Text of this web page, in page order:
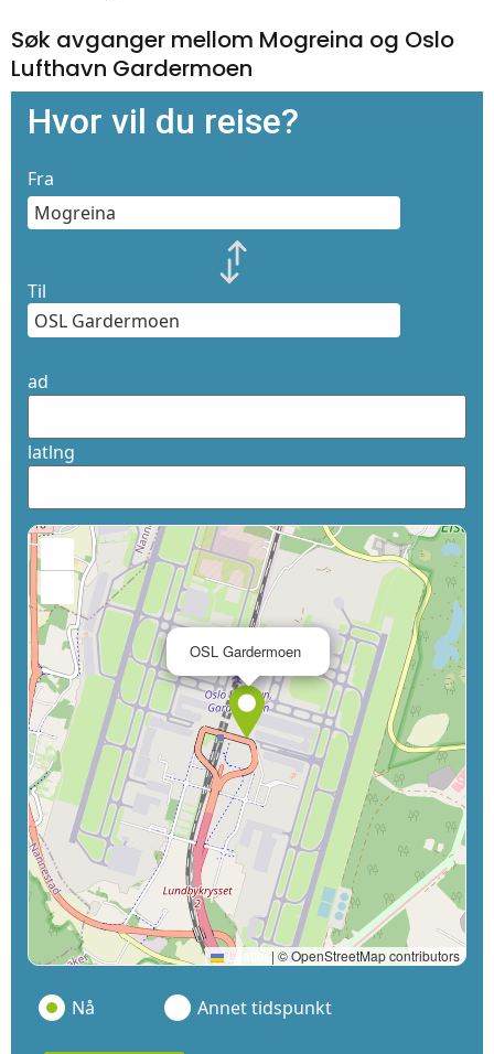
Søk avganger mellom Mogreina og Oslo
Lufthavn Gardermoen
Hvor vil du reise?
Fra
Til
ad
latlng
OSL Gardermoen
Leaflet | © OpenStreetMap contributors
Nå Annet tidspunkt